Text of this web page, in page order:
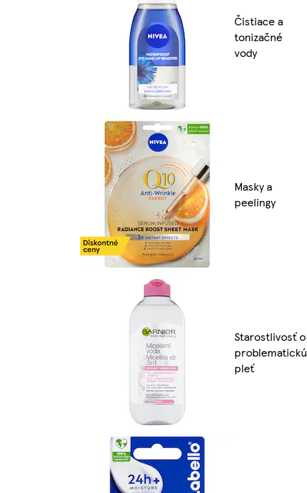
Čistiace a
tonizačné
vody
Masky a
peelingy
Starostlivosť o
problematickú
pleť